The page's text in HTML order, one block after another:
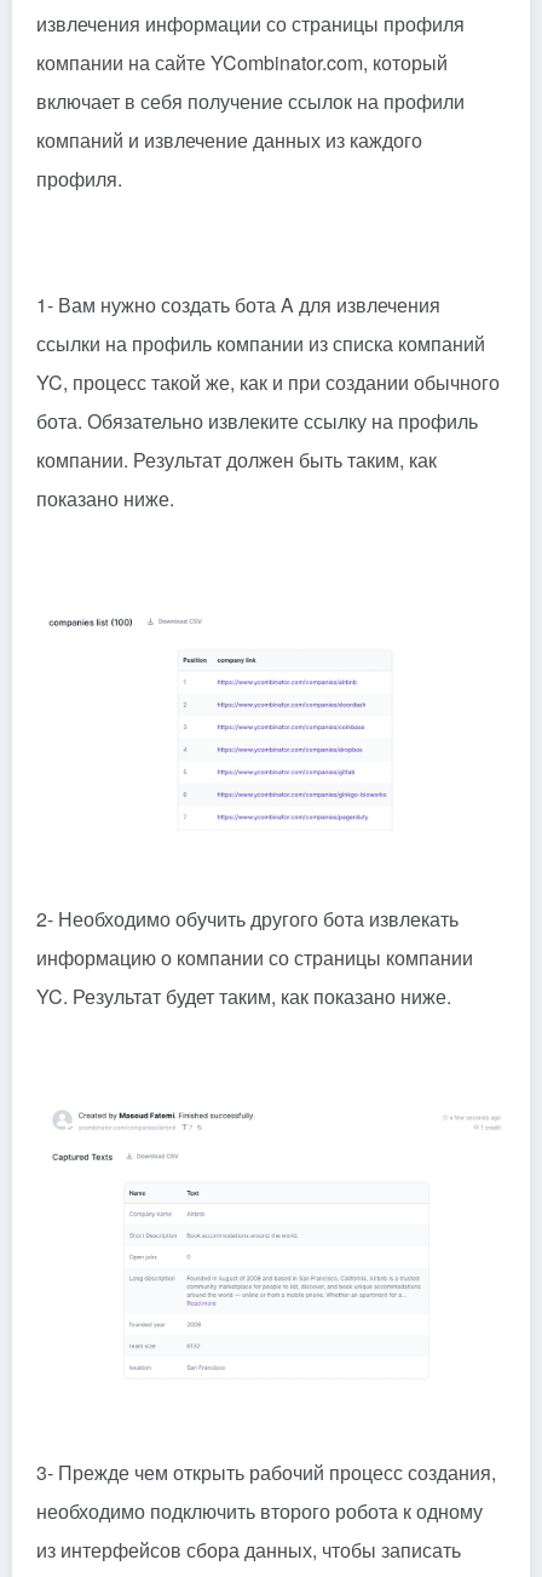
извлечения информации со страницы профиля
компании на сайте YCombinator.com, который
включает в себя получение ссылок на профили
компаний и извлечение данных из каждого
профиля.
1- Вам нужно создать бота A для извлечения
ссылки на профиль компании из списка компаний
YC, процесс такой же, как и при создании обычного
бота. Обязательно извлеките ссылку на профиль
компании. Результат должен быть таким, как
показано ниже.
2- Необходимо обучить другого бота извлекать
информацию о компании со страницы компании
YC. Результат будет таким, как показано ниже.
3- Прежде чем открыть рабочий процесс создания,
необходимо подключить второго робота к одному
из интерфейсов сбора данных, чтобы записать